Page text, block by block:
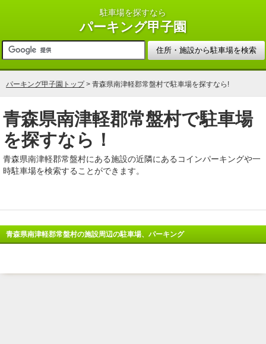
駐車場を探すなら
パーキング甲子園
パーキング甲子園トップ> 青森県南津軽郡常盤村で駐車場を探すなら!
青森県南津軽郡常盤村で駐車場
を探すなら！
青森県南津軽郡常盤村にある施設の近隣にあるコインパーキングや一
時駐車場を検索することができます。
青森県南津軽郡常盤村の施設周辺の駐車場、パーキング